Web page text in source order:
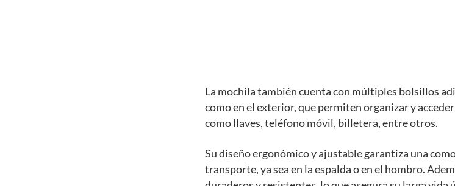
La mochila también cuenta con múltiples bolsillos
como en el exterior, que permiten organizar y
como llaves, teléfono móvil, billetera, entre otros.
Su diseño ergonómico y ajustable garantiza una
transporte, ya sea en la espalda o en el hombro.